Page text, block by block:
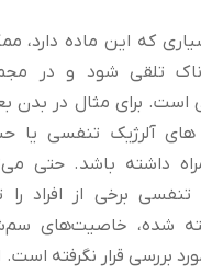
که این ماده دارد،
تلقی شود و در
برای مثال در بدن
های آلرژیک تنفسی یا
داشته باشد. حتی
برخی از افراد را
شده، خاصیت‌های
بررسی قرار نگرفته است.